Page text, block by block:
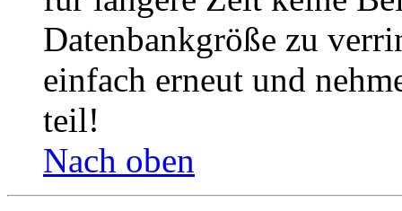
Datenbankgröße zu
einfach erneut und
teil!
Nach oben